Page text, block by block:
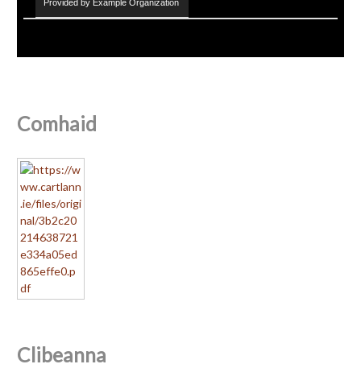
Provided by Example Organization
Comhaid
Clibeanna